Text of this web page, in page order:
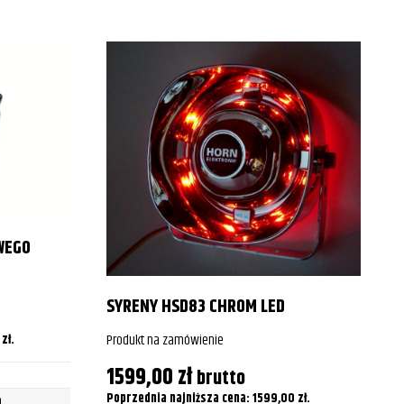
2016
2019
2020
2022
2023
2024
2025
zł.
SYRENY HSD83 CHROM LED
Produkt na zamówienie
1599,00złbrutto
Poprzednia najniższa cena:1599,00 zł.